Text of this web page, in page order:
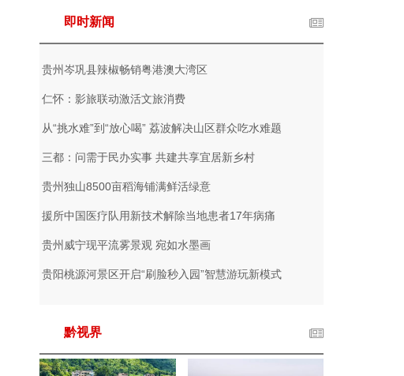
即时新闻
贵州岑巩县辣椒畅销粤港澳大湾区
仁怀：影旅联动激活文旅消费
从“挑水难”到“放心喝” 荔波解决山区群众吃水难题
三都：问需于民办实事 共建共享宜居新乡村
贵州独山8500亩稻海铺满鲜活绿意
援所中国医疗队用新技术解除当地患者17年病痛
贵州威宁现平流雾景观 宛如水墨画
贵阳桃源河景区开启“刷脸秒入园”智慧游玩新模式
黔视界